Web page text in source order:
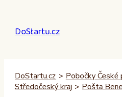
obsah
DoStartu.cz
DoStartu.cz > Pobočky
Středočeský kraj > Pošta